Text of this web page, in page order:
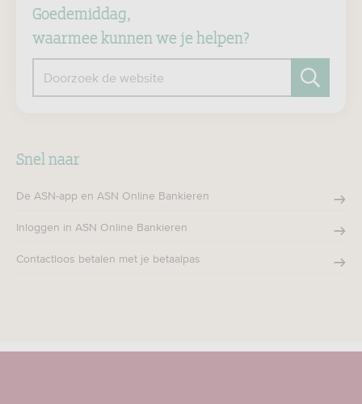
Goedemiddag,
waarmee kunnen we je helpen?
Doorzoek de website
Snel naar
De ASN-app en ASN Online Bankieren
Inloggen in ASN Online Bankieren
Contactloos betalen met je betaalpas